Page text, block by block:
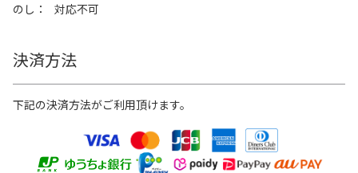
のし
対応不可
決済方法
下記の決済方法がご利用頂けます。